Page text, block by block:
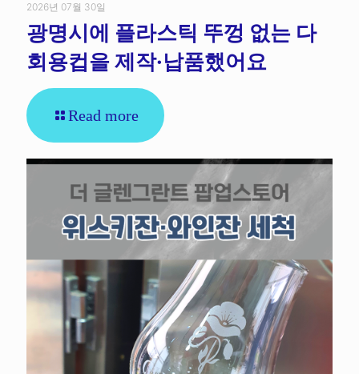
2026년 07월 30일
광명시에 플라스틱 뚜껑 없는 다
회용컵을 제작·납품했어요
Read more